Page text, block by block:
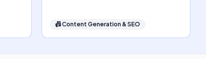
📠Content Generation & SEO